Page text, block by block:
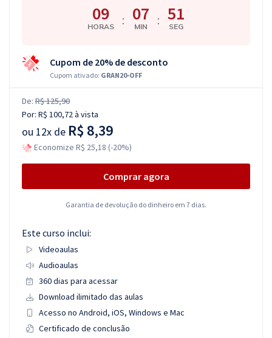
09
HORAS : 07
MIN : 50
SEG
Cupom de 20% de desconto
Cupom ativado: GRAN20-OFF
De: R$ 125,90
Por: R$ 100,72à vista
ou 12x de R$ 8,39
Economize R$ 25,18 (-20%)
Comprar agora
Garantia de devolução do dinheiro em 7 dias.
Este curso inclui:
Videoaulas
Audioaulas
360 dias para acessar
Download ilimitado das aulas
Acesso no Android, iOS, Windows e Mac
Certificado de conclusão